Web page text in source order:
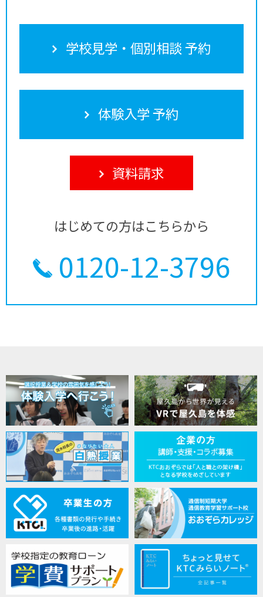
学校見学・個別相談 予約
体験入学 予約
資料請求
はじめての方はこちらから
0120-12-3796